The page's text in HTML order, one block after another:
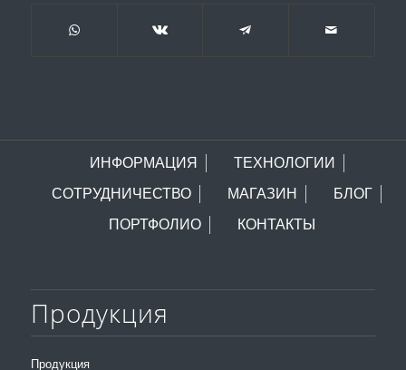
ИНФОРМАЦИЯ
ТЕХНОЛОГИИ
СОТРУДНИЧЕСТВО
МАГАЗИН
БЛОГ
ПОРТФОЛИО
КОНТАКТЫ
Продукция
Продукция